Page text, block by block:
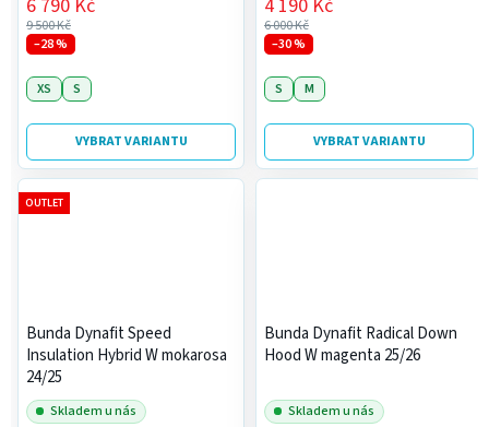
9 500 Kč
6 790 Kč
–28 %
VYBRAT VARIANTU
XS S
6 000 Kč
4 190 Kč
–30 %
VYBRAT VARIANTU
S M
Bunda Dynafit Speed
Insulation Hybrid W mokarosa
24/25
Skladem u nás
OUTLET
Bunda Dynafit Radical Down
Hood W magenta 25/26
Skladem u nás